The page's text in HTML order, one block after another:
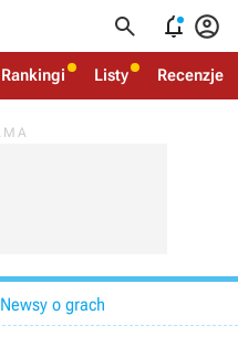
  
Rankingi Listy Recenzje
Newsy o grach